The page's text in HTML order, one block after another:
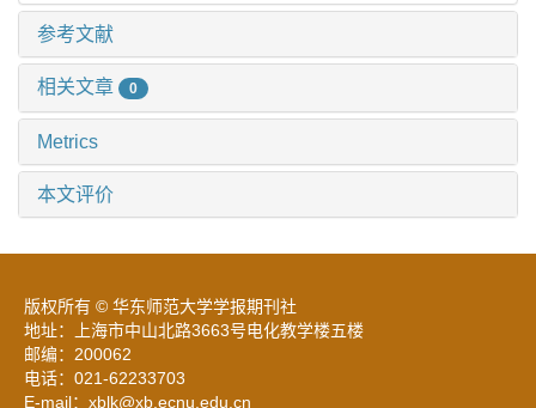
参考文献
相关文章 0
Metrics
本文评价
版权所有 © 华东师范大学学报期刊社
地址：上海市中山北路3663号电化教学楼五楼
邮编：200062
电话：021-62233703
E-mail：xblk@xb.ecnu.edu.cn